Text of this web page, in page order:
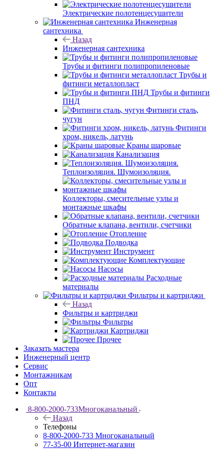
Электрические полотенцесушители
Инженерная
сантехника
Назад
Инженерная сантехника
Трубы и фитинги полипропиленовые
Трубы и
фитинги металлопласт
Трубы и фитинги
ПНД
Фитинги сталь,
чугун
Фитинги
хром, никель, латунь
Краны шаровые
Канализация
Теплоизоляция. Шумоизоляция.
Коллекторы, смесительные узлы и
монтажные шкафы
Обратные клапана, вентили, счетчики
Отопление
Подводка
Инструмент
Комплектующие
Насосы
Расходные
материалы
Фильтры и картриджи
Назад
Фильтры и картриджи
Фильтры
Картриджи
Прочее
Заказать мастера
Инженерный центр
Сервис
Монтажникам
Опт
Контакты
8-800-2000-733Многоканальный
Назад
Телефоны
8-800-2000-733 Многоканальный
77-35-00 Интернет-магазин